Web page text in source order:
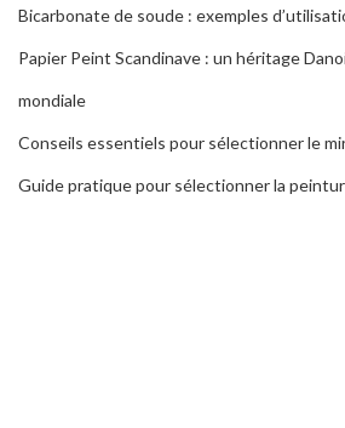
Bicarbonate de soude : exemples
Papier Peint Scandinave : un héritage
mondiale
Conseils essentiels pour sélectionner le
Guide pratique pour sélectionner la